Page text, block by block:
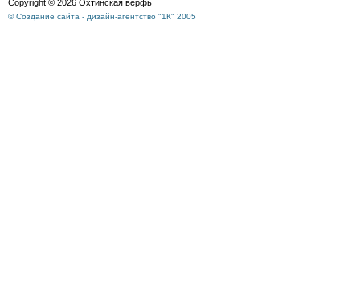
Copyright © 2026 Охтинская верфь
© Создание сайта - дизайн-агентство "1К" 2005